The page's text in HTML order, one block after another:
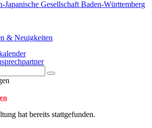
& Neuigkeiten
hat bereits stattgefunden.